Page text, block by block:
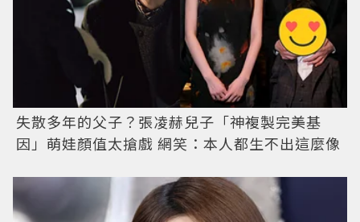
失散多年的父子？張凌赫兒子「神複製完美基
因」萌娃顏值太搶戲 網笑：本人都生不出這麼像